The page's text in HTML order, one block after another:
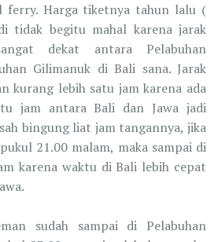
ferry. Harga tiketnya tahun lalu (
tidak begitu mahal karena jarak
dekat antara Pelabuhan
Gilimanuk di Bali sana. Jarak
kurang lebih satu jam karena ada
jam antara Bali dan Jawa jadi
bingung liat jam tangannya, jika
21.00 malam, maka sampai di
karena waktu di Bali lebih cepat
sudah sampai di Pelabuhan